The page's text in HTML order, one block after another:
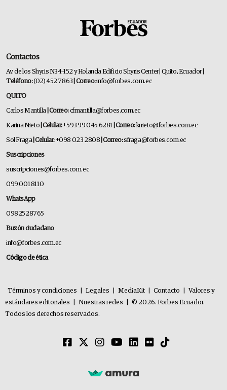
Contactos
Av. de los Shyris N34-152 y Holanda Edificio Shyris Center | Quito, Ecuador
Teléfono:(02) 452 7863 | Correo:info@forbes.com.ec
QUITO
Carlos Mantilla | Correo:cfmantilla@forbes.com.ec
Karina Nieto | Celular:+593 99 045 6281 | Correo:knieto@forbes.com.ec
Sol Fraga| Celular:+098 023 2808 | Correo:sfraga@forbes.com.ec
Suscripciones
suscripciones@forbes.com.ec
099 001 8110
WhatsApp
0982528765
Buzón ciudadano
info@forbes.com.ec
Código de ética
Términos y condiciones Legales MediaKit Contacto
Valores y
estándares editoriales
Nuestras redes
© 2026. Forbes Ecuador.
Todos los derechos reservados.